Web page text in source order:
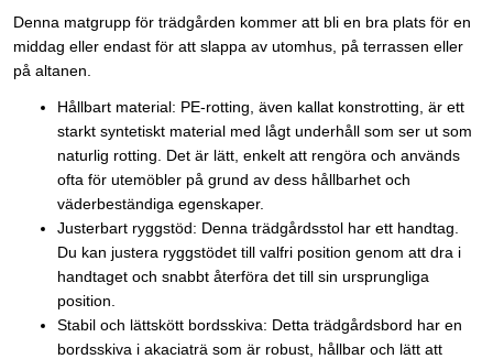
Denna matgrupp för trädgården kommer att bli en bra plats för en
middag eller endast för att slappa av utomhus, på terrassen eller
på altanen.
Hållbart material: PE-rotting, även kallat konstrotting, är ett
starkt syntetiskt material med lågt underhåll som ser ut som
naturlig rotting. Det är lätt, enkelt att rengöra och används
ofta för utemöbler på grund av dess hållbarhet och
väderbeständiga egenskaper.
Justerbart ryggstöd: Denna trädgårdsstol har ett handtag.
Du kan justera ryggstödet till valfri position genom att dra i
handtaget och snabbt återföra det till sin ursprungliga
position.
Stabil och lättskött bordsskiva: Detta trädgårdsbord har en
bordsskiva i akaciaträ som är robust, hållbar och lätt att